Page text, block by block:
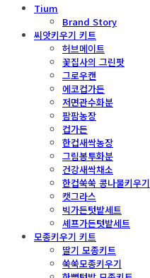
Tium
Brand Story
씨앗키우기 키트
허브메이트
꽃집사의 그린팟
그로우캔
에코컵가든
저면관수화분
팜팜농장
컵가든
한컵새싹농장
그림봉투화분
건강새싹채소
한컵쑥쑥 콩나물키우기
캣그라스
빅가든텃밭세트
셰프가든텃밭세트
모종키우기 키트
딸기 모종키트
쑥쑥모종키우기